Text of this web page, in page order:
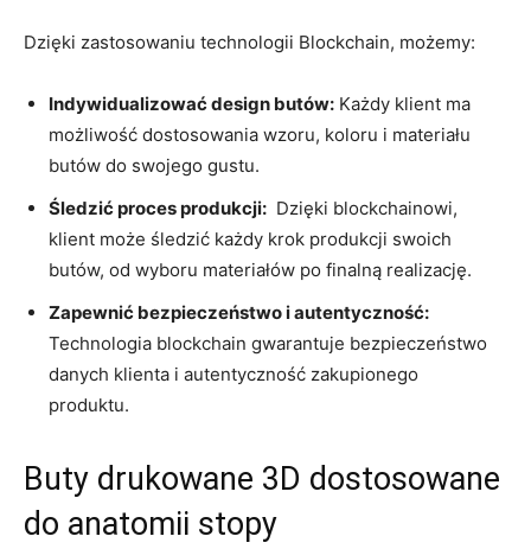
Dzięki⁢ zastosowaniu ⁤technologii Blockchain, możemy:
Indywidualizować design ‍butów: Każdy klient ma
możliwość dostosowania wzoru, koloru i‌ materiału
butów do swojego⁣ gustu.
Śledzić ⁣proces produkcji: ⁢ Dzięki ⁣blockchainowi,
klient może śledzić każdy krok produkcji swoich
butów,⁣ od wyboru materiałów po finalną realizację.
Zapewnić ⁣bezpieczeństwo i ‍autentyczność:
Technologia blockchain gwarantuje bezpieczeństwo
‍danych klienta‍ i autentyczność zakupionego​
produktu.
Buty ‍drukowane ‍3D dostosowane
do​ anatomii ⁣stopy